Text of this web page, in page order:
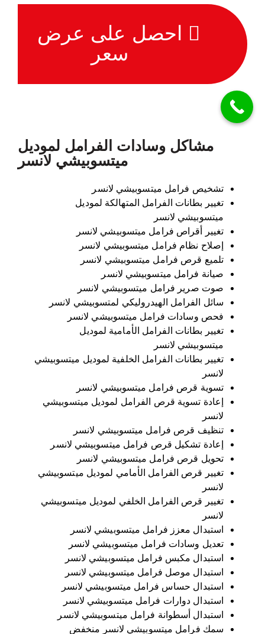
احصل على عرض
سعر
مشاكل وسادات الفرامل لموديل
ميتسوبيشي لانسر
تشخيص فرامل ميتسوبيشي لانسر
تغيير بطانات الفرامل المتهالكة لموديل
ميتسوبيشي لانسر
تغيير أقراص فرامل ميتسوبيشي لانسر
إصلاح نظام فرامل ميتسوبيشي لانسر
تلميع قرص فرامل ميتسوبيشي لانسر
صيانة فرامل ميتسوبيشي لانسر
صوت صرير فرامل ميتسوبيشي لانسر
سائل الفرامل الهيدروليكي لمتسوبيشي لانسر
فحص وسادات فرامل ميتسوبيشي لانسر
تغيير بطانات الفرامل الأمامية لموديل
ميتسوبيشي لانسر
تغيير بطانات الفرامل الخلفية لموديل ميتسوبيشي
لانسر
تسوية قرص فرامل ميتسوبيشي لانسر
إعادة تسوية قرص الفرامل لموديل ميتسوبيشي
لانسر
تنظيف قرص فرامل ميتسوبيشي لانسر
إعادة تشكيل قرص فرامل ميتسوبيشي لانسر
تحويل قرص فرامل ميتسوبيشي لانسر
تغيير قرص الفرامل الأمامي لموديل ميتسوبيشي
لانسر
تغيير قرص الفرامل الخلفي لموديل ميتسوبيشي
لانسر
استبدال معزز فرامل ميتسوبيشي لانسر
تعديل وسادات فرامل ميتسوبيشي لانسر
استبدال مكبس فرامل ميتسوبيشي لانسر
استبدال موصل فرامل ميتسوبيشي لانسر
استبدال حساس فرامل ميتسوبيشي لانسر
استبدال دوارات فرامل ميتسوبيشي لانسر
استبدال أسطوانة فرامل ميتسوبيشي لانسر
سمك فرامل ميتسوبيشي لانسر منخفض